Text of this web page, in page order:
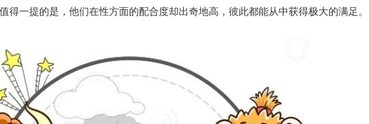
得一提的是，他们在性方面的配合度却出奇地高，彼此都能从中获得极大的满足。